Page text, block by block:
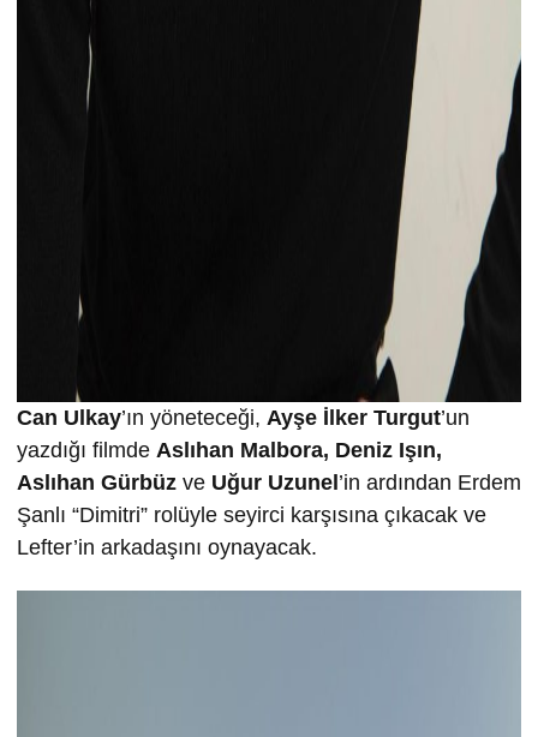
Can Ulkay’ın yöneteceği, Ayşe İlker Turgut’un
yazdığı filmde Aslıhan Malbora, Deniz Işın,
Aslıhan Gürbüz ve Uğur Uzunel ’in ardından Erdem
Şanlı “Dimitri” rolüyle seyirci karşısına çıkacak ve
Lefter’in arkadaşını oynayacak.